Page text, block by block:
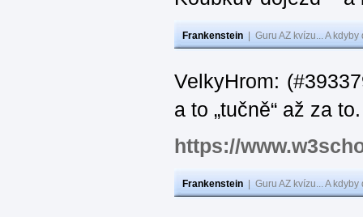
Frankenstein Guru AZ kvízu... A
VelkyHrom:
a to „tučně“ až za
https://
Frankenstein Guru AZ kvízu... A